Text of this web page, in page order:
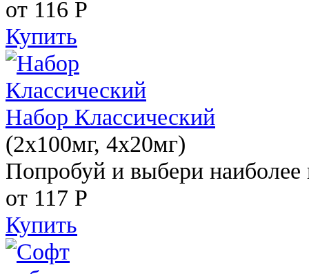
от 116 Р
Купить
Набор Классический
(2x100мг, 4x20мг)
Попробуй и выбери наиболее
от 117 Р
Купить